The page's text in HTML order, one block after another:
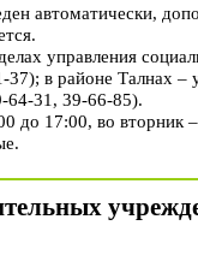
автоматически,
управления
в районе Талнах
64-31, 39-66-85).
до 17:00, во